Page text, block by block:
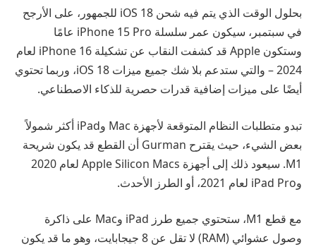
بحلول الوقت الذي يتم فيه شحن iOS 18 للجمهور، على الأرجح
في سبتمبر، سيكون عمر سلسلة iPhone 15 Pro عامًا
وستكون Apple قد كشفت النقاب عن تشكيلة iPhone 16 لعام
2024 – والتي ستدعم بلا شك جميع ميزات iOS 18، وربما تحتوي
أيضًا على ميزات إضافية قدرات حصرية للذكاء الاصطناعي.
تبدو متطلبات النظام المتوقعة لأجهزة Mac وiPad أكثر شمولاً
بعض الشيء، حيث يقترح Gurman أن القطع قد يكون شريحة
M1. سيعود ذلك إلى أجهزة Apple Silicon Macs لعام 2020
وiPad Pro لعام 2021، أو الطرز الأحدث.
مع قطع M1، ستحتوي جميع طرز iPad وMac على ذاكرة
وصول عشوائي (RAM) لا تقل عن 8 جيجابايت، وهو ما قد يكون